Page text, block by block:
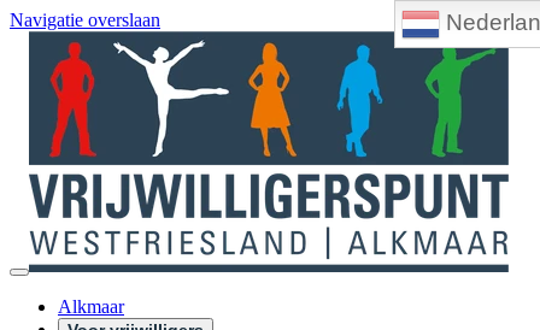
Navigatie overslaan
Alkmaar